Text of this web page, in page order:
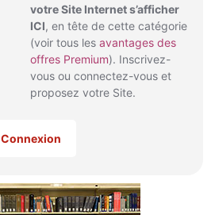
votre Site Internet s’afficher
ICI, en tête de cette catégorie
(voir tous les avantages des
offres Premium). Inscrivez-
vous ou connectez-vous et
proposez votre Site.
Connexion